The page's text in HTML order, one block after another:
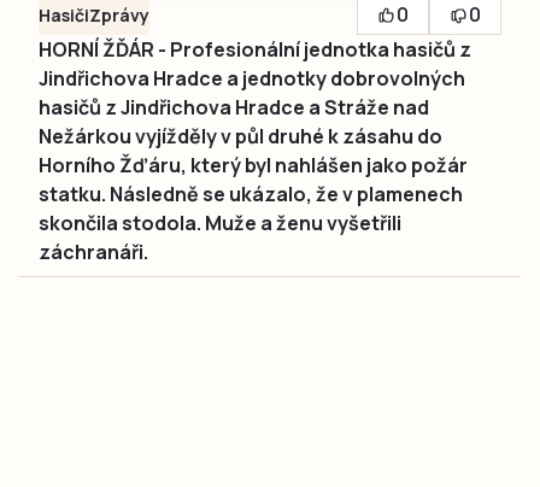
HasičiZprávy 0
0
HORNÍ ŽĎÁR - Profesionální jednotka hasičů z
Jindřichova Hradce a jednotky dobrovolných
hasičů z Jindřichova Hradce a Stráže nad
Nežárkou vyjížděly v půl druhé k zásahu do
Horního Žďáru, který byl nahlášen jako požár
statku. Následně se ukázalo, že v plamenech
skončila stodola. Muže a ženu vyšetřili
záchranáři.